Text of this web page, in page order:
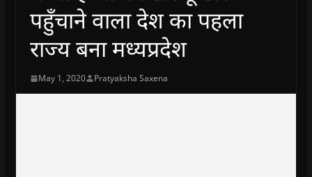
पहुँचाने वाला देश का पहला
राज्य बना मध्यप्रदेश
May 1, 2020 Pratyaksha Saxena